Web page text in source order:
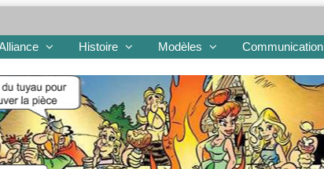
Histoire Modèles Communication